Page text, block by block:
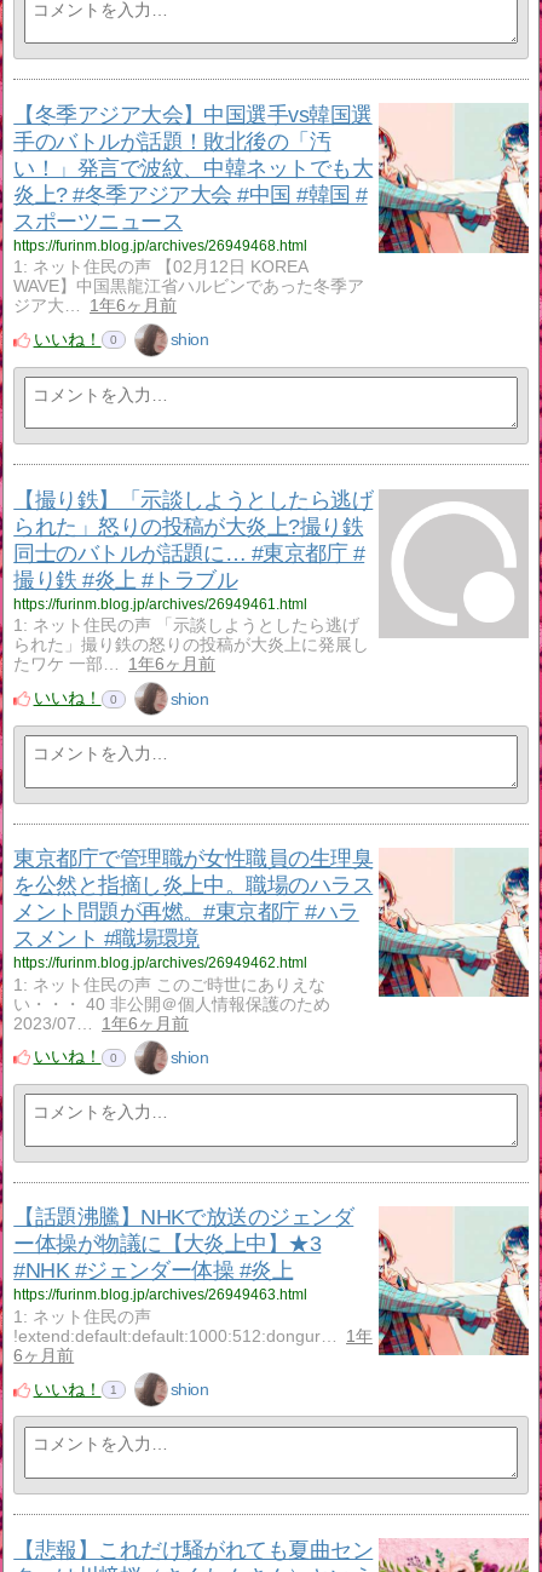
【冬季アジア大会】中国選手vs韓国選
手のバトルが話題！敗北後の「汚
い！」発言で波紋、中韓ネットでも大
炎上? #冬季アジア大会 #中国 #韓国 #
スポーツニュース
https://furinm.blog.jp/archives/26949468.html
1: ネット住民の声 【02月12日 KOREA
WAVE】中国黒龍江省ハルビンであった冬季ア
ジア大…
1年6ヶ月前
いいね！
0 shion
【撮り鉄】「示談しようとしたら逃げ
られた」怒りの投稿が大炎上?撮り鉄
同士のバトルが話題に… #東京都庁 #
撮り鉄 #炎上 #トラブル
https://furinm.blog.jp/archives/26949461.html
1: ネット住民の声 「示談しようとしたら逃げ
られた」撮り鉄の怒りの投稿が大炎上に発展し
たワケ 一部…
1年6ヶ月前
いいね！
0 shion
東京都庁で管理職が女性職員の生理臭
を公然と指摘し炎上中。職場のハラス
メント問題が再燃。#東京都庁 #ハラ
スメント #職場環境
https://furinm.blog.jp/archives/26949462.html
1: ネット住民の声 このご時世にありえな
い・・・ 40 非公開＠個人情報保護のため
2023/07…
1年6ヶ月前
いいね！
0 shion
【話題沸騰】NHKで放送のジェンダ
ー体操が物議に【大炎上中】★3
#NHK #ジェンダー体操 #炎上
https://furinm.blog.jp/archives/26949463.html
1: ネット住民の声
!extend:default:default:1000:512:dongur…
1年
6ヶ月前
いいね！
1 shion
【悲報】これだけ騒がれても夏曲セン